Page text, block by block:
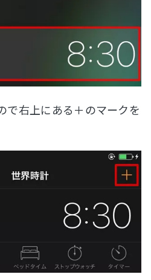
で右上にある＋のマークを